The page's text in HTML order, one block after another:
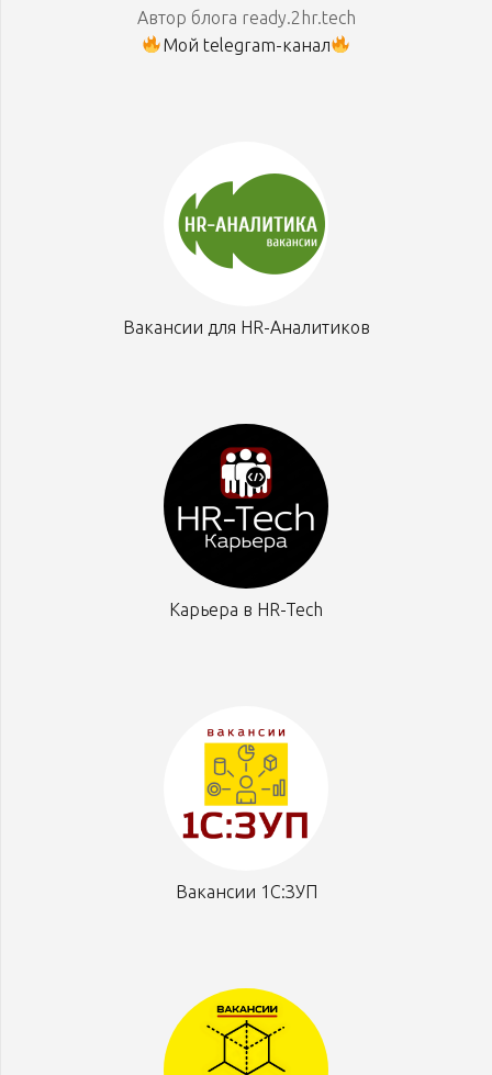
Автор блога ready.2hr.tech
Мой telegram-канал
Вакансии для HR-Аналитиков
Карьера в HR-Tech
Вакансии 1С:ЗУП